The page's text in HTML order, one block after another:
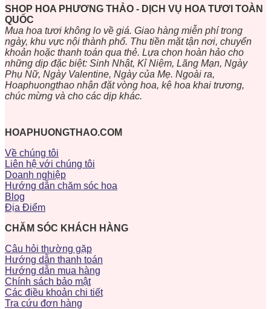
SHOP HOA PHƯƠNG THẢO - DỊCH VỤ HOA TƯƠI TOÀN
QUỐC
Mua hoa tươi không lo về giá. Giao hàng miễn phí trong
ngày, khu vực nội thành phố. Thu tiền mặt tận nơi, chuyển
khoản hoặc thanh toán qua thẻ. Lựa chọn hoàn hảo cho
những dịp đặc biệt: Sinh Nhật, Kỉ Niệm, Lãng Mạn, Ngày
Phụ Nữ, Ngày Valentine, Ngày của Mẹ. Ngoài ra,
Hoaphuongthao nhận đặt vòng hoa, kệ hoa khai trương,
chúc mừng và cho các dịp khác.
HOAPHUONGTHAO.COM
Về chúng tôi
Liên hệ với chúng tôi
Doanh nghiệp
Hướng dẫn chăm sóc hoa
Blog
Địa Điểm
CHĂM SÓC KHÁCH HÀNG
Câu hỏi thường gặp
Hướng dẫn thanh toán
Hướng dẫn mua hàng
Chính sách bảo mật
Các điều khoản chi tiết
Tra cứu đơn hàng